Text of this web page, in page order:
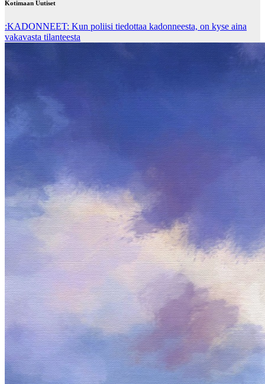
Kotimaan Uutiset
:KADONNEET: Kun poliisi tiedottaa kadonneesta, on kyse aina
vakavasta tilanteesta